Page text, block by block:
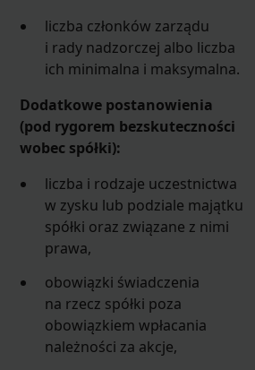
liczba członków zarządu
i rady nadzorczej albo liczba
ich minimalna i maksymalna.
Dodatkowe postanowienia
(pod rygorem bezskuteczności
wobec spółki):
liczba i rodzaje uczestnictwa
w zysku lub podziale majątku
spółki oraz związane z nimi
prawa,
obowiązki świadczenia
na rzecz spółki poza
obowiązkiem wpłacania
należności za akcje,